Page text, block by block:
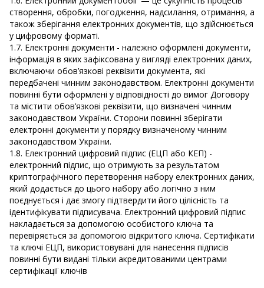
створення, обробки, погодження, надсилання, отримання, а
також зберігання електронних документів, що здійснюється
у цифровому форматі.
1.7. Електронні документи - належно оформлені документи,
інформація в яких зафіксована у вигляді електронних даних,
включаючи обов’язкові реквізити документа, які
передбачені чинним законодавством. Електронні документи
повинні бути оформлені у відповідності до вимог Договору
та містити обов’язкові реквізити, що визначені чинним
законодавством України. Сторони повинні зберігати
електронні документи у порядку визначеному чинним
законодавством України.
1.8. Електронний цифровий підпис (ЕЦП або КЕП) -
електронний підпис, що отримують за результатом
криптографічного перетворення набору електронних даних,
який додається до цього набору або логічно з ним
поєднується і дає змогу підтвердити його цілісність та
ідентифікувати підписувача. Електронний цифровий підпис
накладається за допомогою особистого ключа та
перевіряється за допомогою відкритого ключа. Сертифікати
та ключі ЕЦП, використовувані для нанесення підписів
повинні бути видані тільки акредитованими центрами
сертифікації ключів